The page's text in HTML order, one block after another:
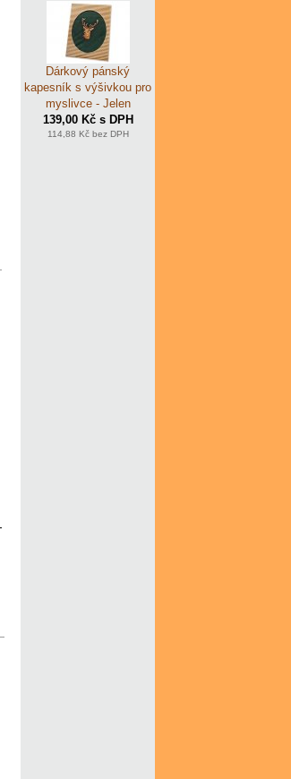
Dárkový pánský
kapesník s výšivkou pro
myslivce - Jelen
139,00 Kč s DPH
114,88 Kč bez DPH